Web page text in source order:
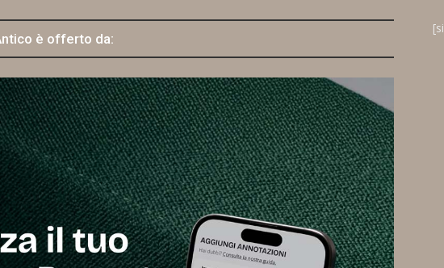
è offerto da: